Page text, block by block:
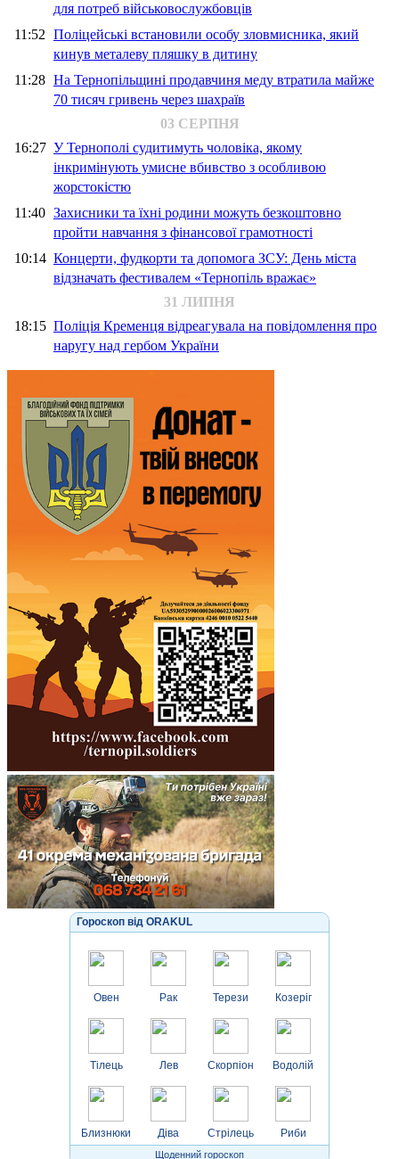
для потреб військовослужбовців
11:52 Поліцейські встановили особу зловмисника, який
кинув металеву пляшку в дитину
11:28 На Тернопільщині продавчиня меду втратила майже
70 тисяч гривень через шахраїв
03 СЕРПНЯ
16:27 У Тернополі судитимуть чоловіка, якому
інкримінують умисне вбивство з особливою
жорстокістю
11:40 Захисники та їхні родини можуть безкоштовно
пройти навчання з фінансової грамотності
10:14 Концерти, фудкорти та допомога ЗСУ: День міста
відзначать фестивалем «Тернопіль вражає»
31 ЛИПНЯ
18:15 Поліція Кременця відреагувала на повідомлення про
наругу над гербом України
Гороскоп від ORAKUL
Овен
Тілець
Близнюки
Рак
Лев
Діва
Терези
Скорпіон
Стрілець
Козеріг
Водолій
Риби
Щоденний гороскоп